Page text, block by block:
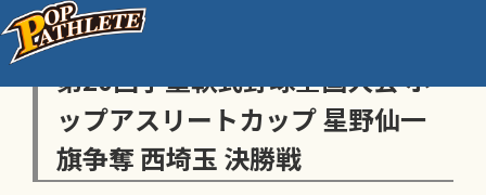
センス・トラストトーナメント
第20回学童軟式野球全国大会 ポ
ップアスリートカップ 星野仙一
旗争奪 西埼玉 決勝戦